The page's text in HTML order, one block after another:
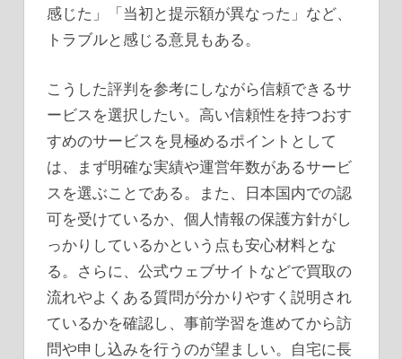
感じた」「当初と提示額が異なった」など、
トラブルと感じる意見もある。
こうした評判を参考にしながら信頼できるサ
ービスを選択したい。高い信頼性を持つおす
すめのサービスを見極めるポイントとして
は、まず明確な実績や運営年数があるサービ
スを選ぶことである。また、日本国内での認
可を受けているか、個人情報の保護方針がし
っかりしているかという点も安心材料とな
る。さらに、公式ウェブサイトなどで買取の
流れやよくある質問が分かりやすく説明され
ているかを確認し、事前学習を進めてから訪
問や申し込みを行うのが望ましい。自宅に長